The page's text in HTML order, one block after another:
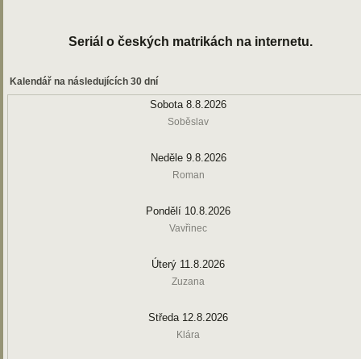
Seriál o českých matrikách na internetu.
Kalendář na následujících 30 dní
Sobota 8.8.2026
Soběslav
Neděle 9.8.2026
Roman
Pondělí 10.8.2026
Vavřinec
Úterý 11.8.2026
Zuzana
Středa 12.8.2026
Klára